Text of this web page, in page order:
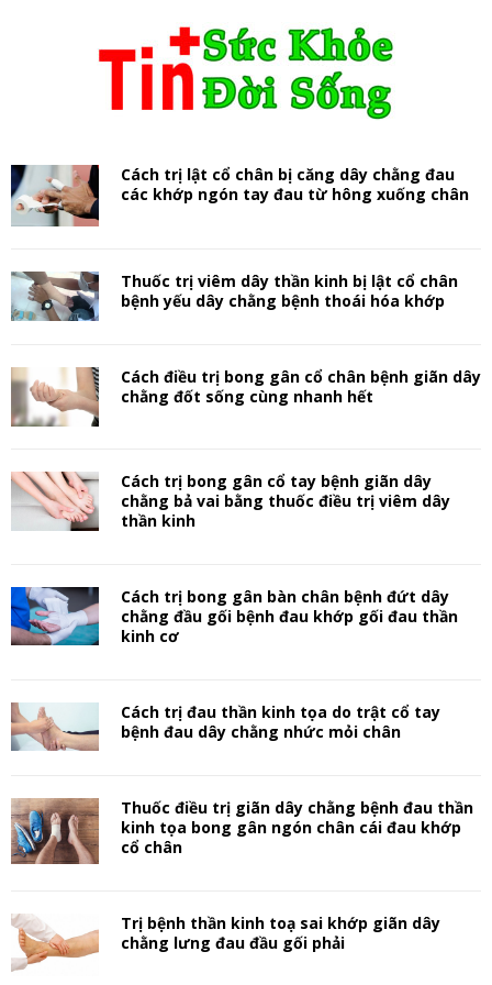
Cách trị lật cổ chân bị căng dây chằng đau
các khớp ngón tay đau từ hông xuống chân
Thuốc trị viêm dây thần kinh bị lật cổ chân
bệnh yếu dây chằng bệnh thoái hóa khớp
Cách điều trị bong gân cổ chân bệnh giãn dây
chằng đốt sống cùng nhanh hết
Cách trị bong gân cổ tay bệnh giãn dây
chằng bả vai bằng thuốc điều trị viêm dây
thần kinh
Cách trị bong gân bàn chân bệnh đứt dây
chằng đầu gối bệnh đau khớp gối đau thần
kinh cơ
Cách trị đau thần kinh tọa do trật cổ tay
bệnh đau dây chằng nhức mỏi chân
Thuốc điều trị giãn dây chằng bệnh đau thần
kinh tọa bong gân ngón chân cái đau khớp
cổ chân
Trị bệnh thần kinh toạ sai khớp giãn dây
chằng lưng đau đầu gối phải